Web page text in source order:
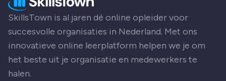
SkillsTown is al jaren dé online opleider voor
succesvolle organisaties in Nederland. Met ons
innovatieve online leerplatform helpen we je om
het beste uit je organisatie en medewerkers te
halen.